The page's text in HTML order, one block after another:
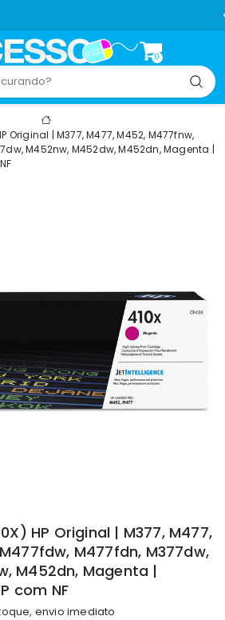
0
Original | M377, M477, M452, M477fnw,
M452nw, M452dw, M452dn, Magenta |
HP Original | M377, M477,
M477fdn, M377dw,
M452dn, Magenta |
com NF
envio imediato